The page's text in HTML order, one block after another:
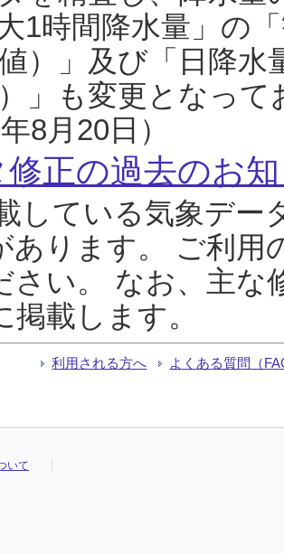
大1時間降水量」の
）」及び「日降
」も変更となっ
8月20日）
修正の過去のお
している気象デー
あります。 ご利用
さい。 なお、主な
掲載します。
利用される方へ よくある質問（
いて